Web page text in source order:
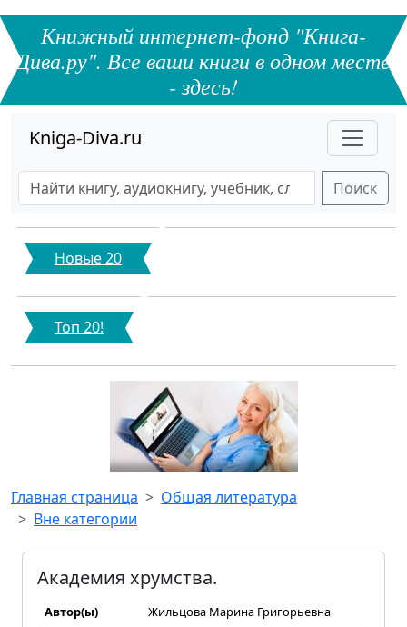
Книжный интернет-фонд "Книга-
Дива.ру". Все ваши книги в одном месте
- здесь!
Kniga-Diva.ru
Поиск
Новые 20
Топ 20!
Главная страница
Общая литература
Вне категории
Академия хрумства.
Автор(ы)
Жильцова Марина Григорьевна